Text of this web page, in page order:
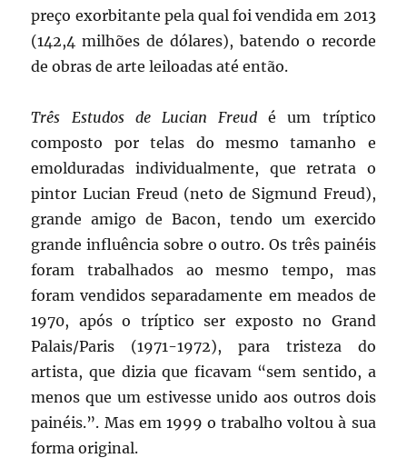
preço exorbitante pela qual foi vendida em 2013
(142,4 milhões de dólares), batendo o recorde
de obras de arte leiloadas até então.
Três Estudos de Lucian Freud é um tríptico
composto por telas do mesmo tamanho e
emolduradas individualmente, que retrata o
pintor Lucian Freud (neto de Sigmund Freud),
grande amigo de Bacon, tendo um exercido
grande influência sobre o outro. Os três painéis
foram trabalhados ao mesmo tempo, mas
foram vendidos separadamente em meados de
1970, após o tríptico ser exposto no Grand
Palais/Paris (1971-1972), para tristeza do
artista, que dizia que ficavam “sem sentido, a
menos que um estivesse unido aos outros dois
painéis.”. Mas em 1999 o trabalho voltou à sua
forma original.